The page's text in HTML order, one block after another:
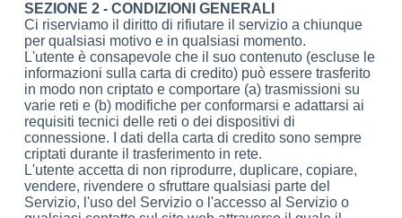
SEZIONE 2 - CONDIZIONI GENERALI
Ci riserviamo il diritto di rifiutare il servizio a chiunque
per qualsiasi motivo e in qualsiasi momento.
L'utente è consapevole che il suo contenuto (escluse le
informazioni sulla carta di credito) può essere trasferito
in modo non criptato e comportare (a) trasmissioni su
varie reti e (b) modifiche per conformarsi e adattarsi ai
requisiti tecnici delle reti o dei dispositivi di
connessione. I dati della carta di credito sono sempre
criptati durante il trasferimento in rete.
L'utente accetta di non riprodurre, duplicare, copiare,
vendere, rivendere o sfruttare qualsiasi parte del
Servizio, l'uso del Servizio o l'accesso al Servizio o